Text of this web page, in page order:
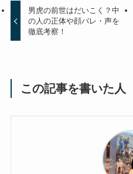
男虎の前世はだいこく？中
の人の正体や顔バレ・声を
徹底考察！
この記事を書いた人